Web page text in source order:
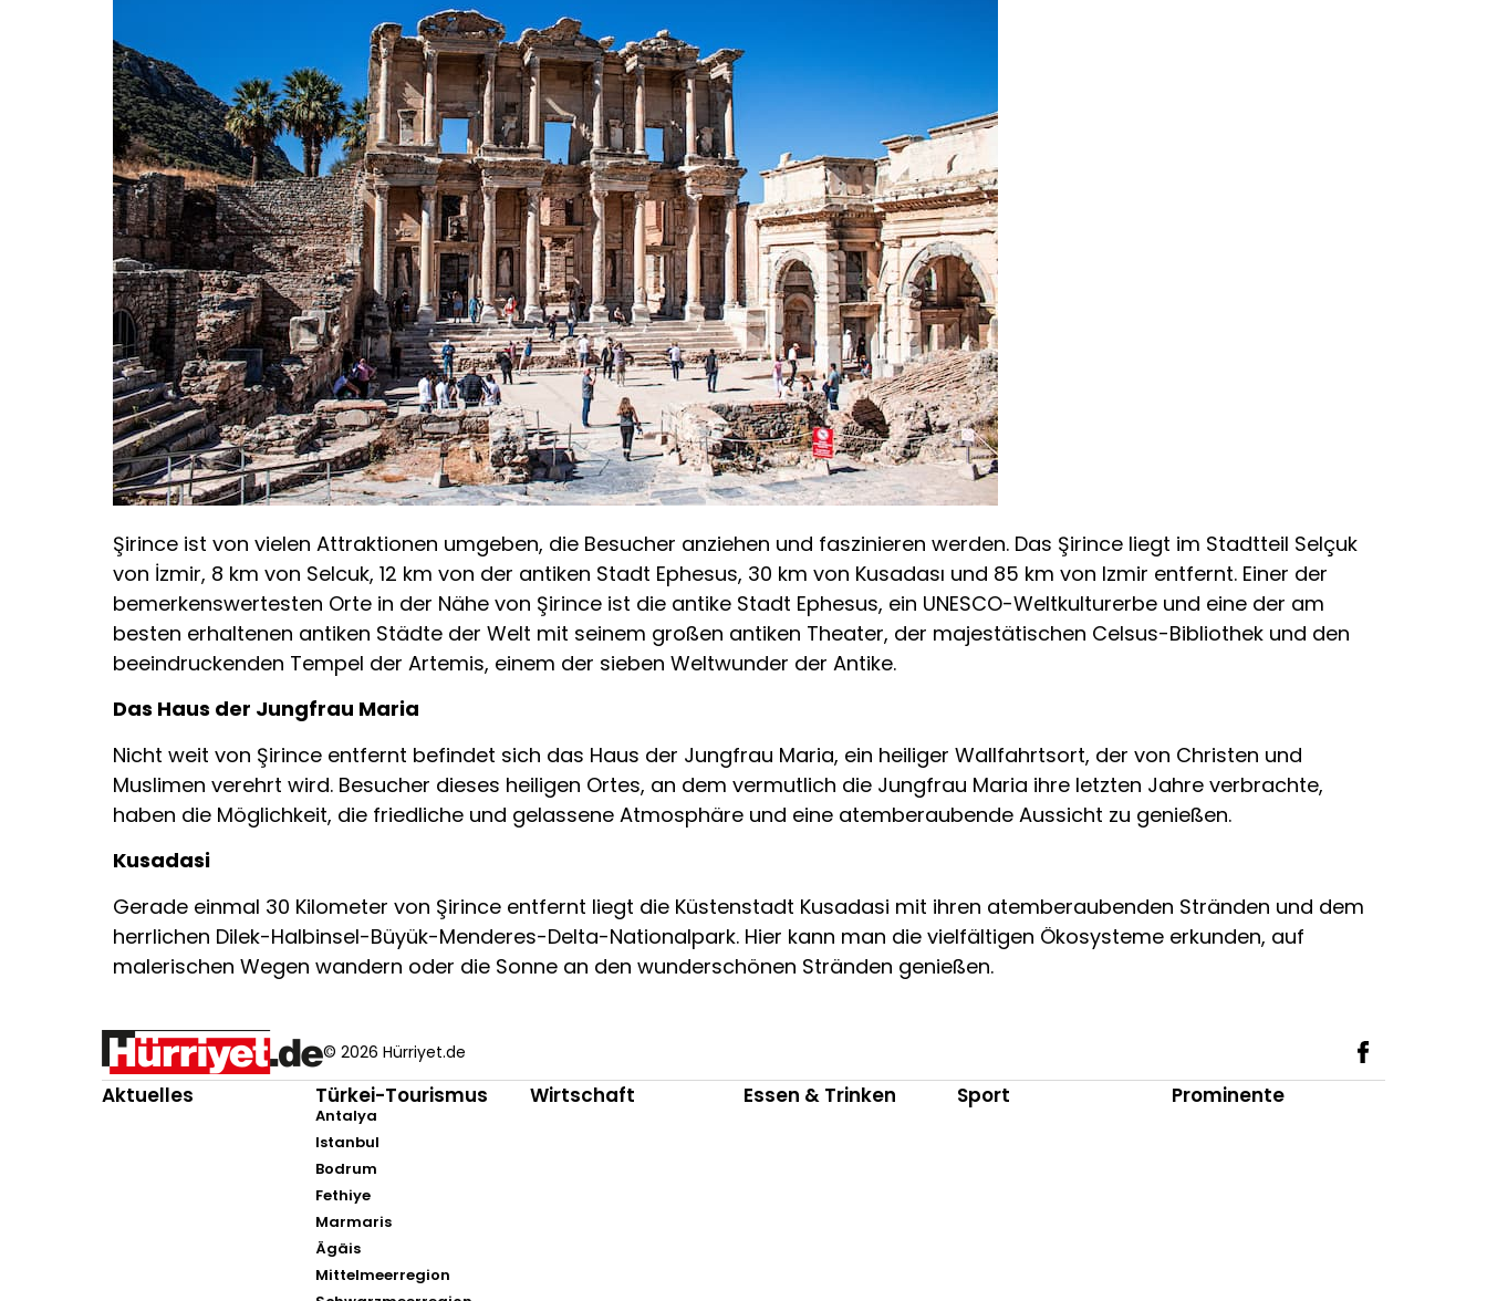
Şirince ist von vielen Attraktionen umgeben, die Besucher anziehen und faszinieren werden. Das Şirince liegt im Stadtteil Selçuk
von İzmir, 8 km von Selcuk, 12 km von der antiken Stadt Ephesus, 30 km von Kusadası und 85 km von Izmir entfernt. Einer der
bemerkenswertesten Orte in der Nähe von Şirince ist die antike Stadt Ephesus, ein UNESCO-Weltkulturerbe und eine der am
besten erhaltenen antiken Städte der Welt mit seinem großen antiken Theater, der majestätischen Celsus-Bibliothek und den
beeindruckenden Tempel der Artemis, einem der sieben Weltwunder der Antike.
Das Haus der Jungfrau Maria
Nicht weit von Şirince entfernt befindet sich das Haus der Jungfrau Maria, ein heiliger Wallfahrtsort, der von Christen und
Muslimen verehrt wird. Besucher dieses heiligen Ortes, an dem vermutlich die Jungfrau Maria ihre letzten Jahre verbrachte,
haben die Möglichkeit, die friedliche und gelassene Atmosphäre und eine atemberaubende Aussicht zu genießen.
Kusadasi
Gerade einmal 30 Kilometer von Şirince entfernt liegt die Küstenstadt Kusadasi mit ihren atemberaubenden Stränden und dem
herrlichen Dilek-Halbinsel-Büyük-Menderes-Delta-Nationalpark. Hier kann man die vielfältigen Ökosysteme erkunden, auf
malerischen Wegen wandern oder die Sonne an den wunderschönen Stränden genießen.
© 2026 Hürriyet.de
Aktuelles Türkei-Tourismus
Antalya
Istanbul
Bodrum
Fethiye
Marmaris
Ägäis
Mittelmeerregion
Wirtschaft Essen & Trinken Sport Prominente